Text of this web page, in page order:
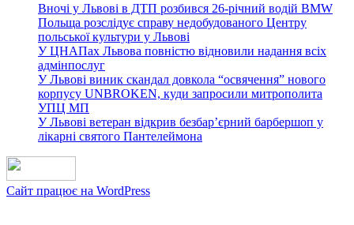
Вночі у Львові в ДТП розбився 26-річний водій BMW
Польща розслідує справу недобудованого Центру
польської культури у Львові
У ЦНАПах Львова повністю відновили надання всіх
адмінпослуг
У Львові виник скандал довкола “освячення” нового
корпусу UNBROKEN, куди запросили митрополита
УПЦ МП
У Львові ветеран відкрив безбар’єрний барбершоп у
лікарні святого Пантелеймона
Сайт працює на WordPress